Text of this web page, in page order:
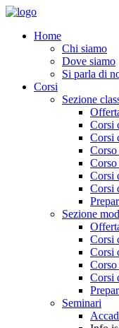
Home
Chi siamo
Dove siamo
Si parla di
Corsi
Sezione
Corsi
Corsi
Corso
Corsi
Corsi
Sezione
Corsi
Corsi
Corsi
Seminari